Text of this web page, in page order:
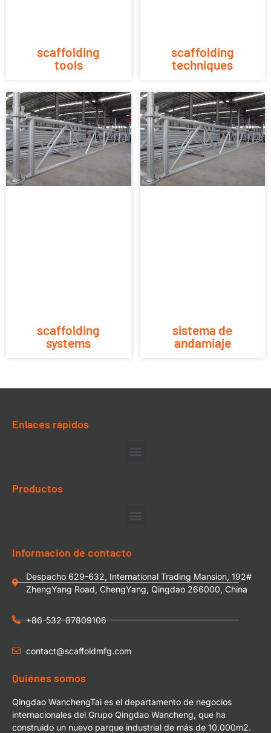
scaffolding
tools
scaffolding
techniques
scaffolding
systems
sistema de
andamiaje
Enlaces rápidos
Productos
Información de contacto
Despacho 629-632, International Trading Mansion, 192#
ZhengYang Road, ChengYang, Qingdao 266000, China
+86-532-87809106
contact@scaffoldmfg.com
Quiénes somos
Qingdao WanchengTai es el departamento de negocios
internacionales del Grupo Qingdao Wancheng, que ha
construido un nuevo parque industrial de más de 10.000m2.